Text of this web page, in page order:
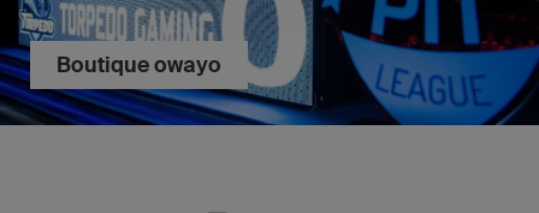
Boutique owayo